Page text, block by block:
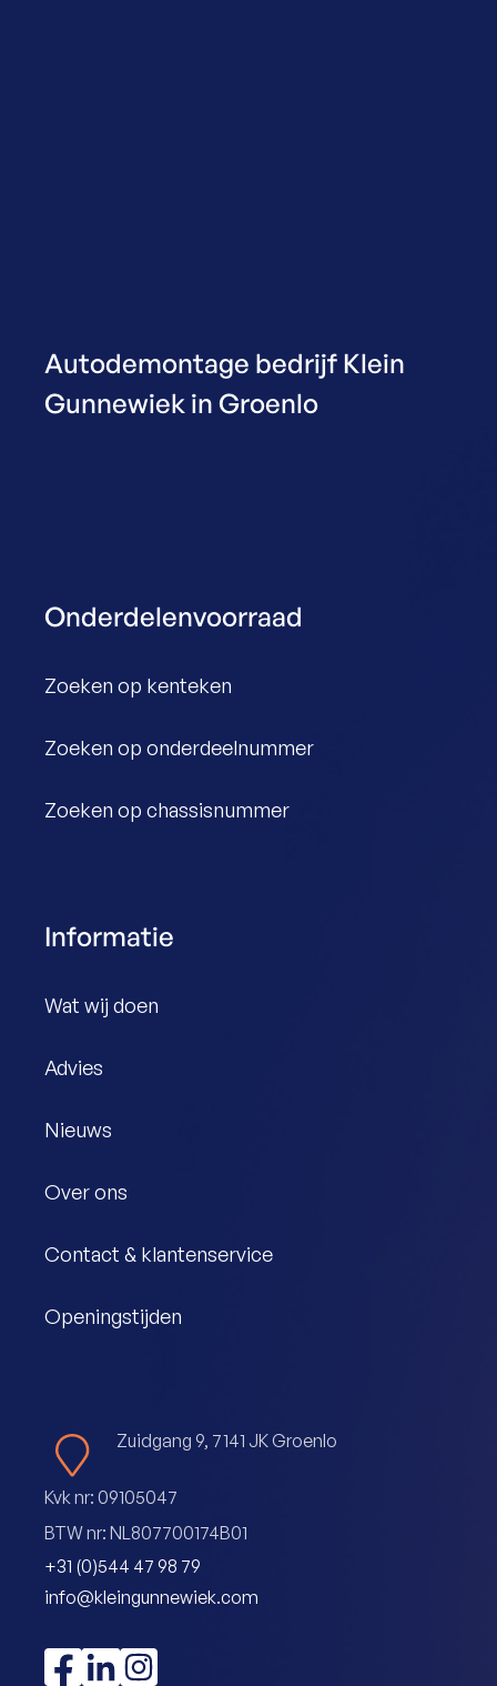
Autodemontage bedrijf Klein
Gunnewiek in Groenlo
Onderdelenvoorraad
Zoeken op kenteken
Zoeken op onderdeelnummer
Zoeken op chassisnummer
Informatie
Wat wij doen
Advies
Nieuws
Over ons
Contact & klantenservice
Openingstijden
Zuidgang 9, 7141 JK Groenlo
Kvk nr: 09105047
BTW nr: NL807700174B01
+31 (0)544 47 98 79
info@kleingunnewiek.com